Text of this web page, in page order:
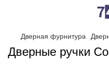
Дверная фурнитура
Дверные ручки